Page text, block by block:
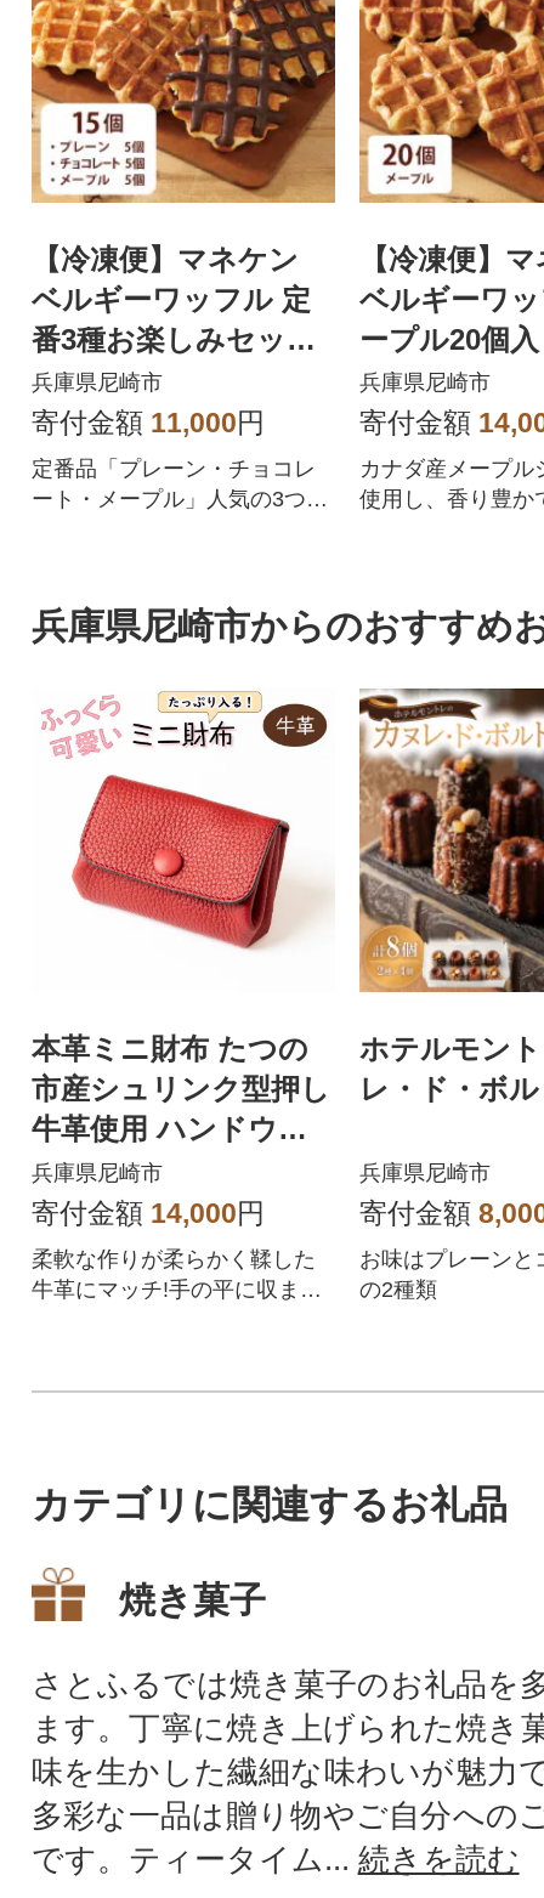
【冷凍便】マネケン
ベルギーワッフル 定
番3種お楽しみセット1
5個入り(TFRB-PChM1
5)
兵庫県尼崎市
寄付金額 11,000円
定番品「プレーン・チョコレ
ート・メープル」人気の3つの
【冷凍便】
ベルギーワ
ープル20個
-M20)
兵庫県尼崎市
寄付金額
カナダ産メープル
使用し、香り豊か
兵庫県尼崎市からのおすすめ
本革ミニ財布 たつの
市産シュリンク型押し
牛革使用 ハンドウォ
レット[レッド]
兵庫県尼崎市
寄付金額 14,000円
柔軟な作りが柔らかく鞣した
牛革にマッチ!手の平に収まる
ホテルモン
レ・ド・ボ
兵庫県尼崎市
寄付金額
お味はプレーンと
の2種類
カテゴリに関連するお礼品
焼き菓子
さとふるでは焼き菓子のお礼品を
ます。丁寧に焼き上げられた焼き
味を生かした繊細な味わいが魅力
多彩な一品は贈り物やご自分への
です。ティータイム... 続きを読む